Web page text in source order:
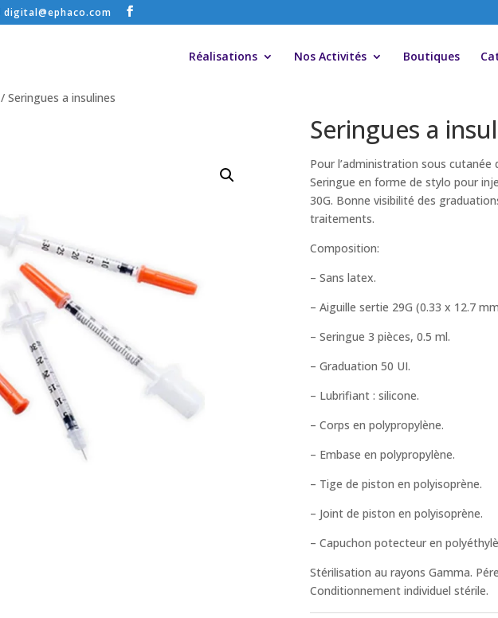
digital@ephaco.com
Réalisations Nos Activités Boutiques
/ Seringues a insulines
Seringues a
Pour l’administration sous cutanée
Seringue en forme de stylo pour
30G. Bonne visibilité des
traitements.
Composition:
– Sans latex.
– Aiguille sertie 29G (0.33 x 12.7
– Seringue 3 pièces, 0.5 ml.
– Graduation 50 UI.
– Lubrifiant : silicone.
– Corps en polypropylène.
– Embase en polypropylène.
– Tige de piston en polyisoprène.
– Joint de piston en polyisoprène.
– Capuchon potecteur en
Stérilisation au rayons Gamma.
Conditionnement individuel stérile.